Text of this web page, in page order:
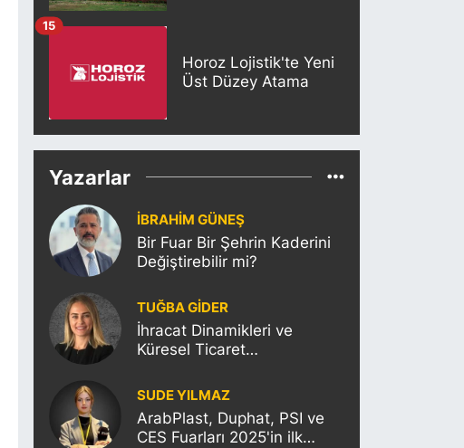
Horoz Lojistik'te Yeni
Üst Düzey Atama
15
Yazarlar
İBRAHİM GÜNEŞ
Bir Fuar Bir Şehrin Kaderini
Değiştirebilir mi?
TUĞBA GİDER
İhracat Dinamikleri ve
Küresel Ticaret
Etkisi
SUDE YILMAZ
ArabPlast, Duphat, PSI ve
CES Fuarları 2025'in ilk